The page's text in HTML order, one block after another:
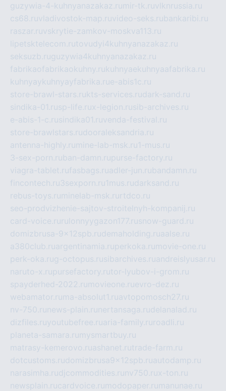
guzywia-4-kuhnyanazakaz.ru mir-tk.ruvlknrussia.ru
cs68.ruvladivostok-map.ruvideo-seks.rubankaribi.ru
raszar.ruvskrytie-zamkov-moskva113.ru
lipetsktelecom.rutovudyi4kuhnyanazakaz.ru
seksuzb.ruguzywia4kuhnyanazakaz.ru
fabrikaofabrikaokuhny.rukuhnyaekuhnyaafabrika.ru
kuhnyaykuhnyayfabrika.rue-abis1c.ru
store-brawl-stars.rukts-services.rudark-sand.ru
sindika-01.rusp-life.rux-legion.rusib-archives.ru
e-abis-1-c.rusindika01.ruvenda-festival.ru
store-brawlstars.rudooraleksandria.ru
antenna-highly.ru mine-lab-msk.ru1-mus.ru
3-sex-porn.ruban-damn.rupurse-factory.ru
viagra-tablet.rufasbags.ruadler-jun.rubandamn.ru
fincontech.ru3sexporn.ru1mus.rudarksand.ru
rebus-toys.ru minelab-msk.ru rtdco.ru
seo-prodvizhenie-sajtov-stroitelnyh-kompanij.ru
card-voice.ru rulonnyygazon177.rusnow-guard.ru
domizbrusa-9x12spb.rudemaholding.ruaalse.ru
a380club.ruargentinamia.ruperkoka.ru movie-one.ru
perk-oka.rug-octopus.rusibarchives.ruandreislyusar.ru
naruto-x.rupursefactory.rutor-lyubov-i-grom.ru
spayderhed-2022.ru movieone.ruevro-dez.ru
webamator.ru ma-absolut1.ruavtopomosch27.ru
nv-750.ru news-plain.ru nertansaga.rudelanalad.ru
dizfiles.ruyoutubefree.ruaria-family.ru roadli.ru
planeta-samara.ru mysmartbuy.ru
matrasy-kemerovo.ruashanet.rutrade-farm.ru
dotcustoms.rudomizbrusa9x12spb.ruautodamp.ru
narasimha.rudjcommodities.ru nv750.rux-ton.ru
newsplain.rucardvoice.ru modopaper.ru manunae.ru